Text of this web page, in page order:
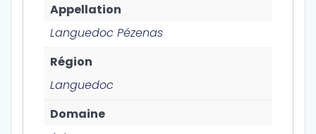
Appellation
Languedoc Pézenas
Région
Languedoc
Domaine